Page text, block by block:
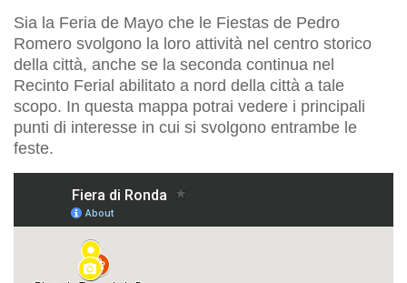
Sia la Feria de Mayo che le Fiestas de Pedro
Romero svolgono la loro attività nel centro storico
della città, anche se la seconda continua nel
Recinto Ferial abilitato a nord della città a tale
scopo. In questa mappa potrai vedere i principali
punti di interesse in cui si svolgono entrambe le
feste.